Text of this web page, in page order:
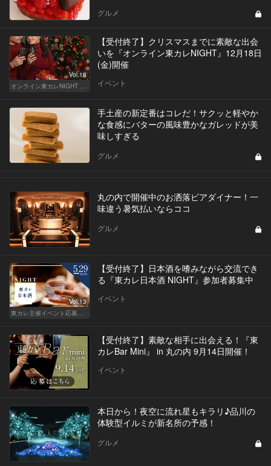
グルメ
Vol.18
オンライン東カレNIGHT イベント募集
【受付終了】クリスマスまでに素敵な出会
いを『オンライン東カレNIGHT』12月18日
(金)開催
イベント
手土産の新定番はコレだ！サクッと軽やか
な食感にバターの風味豊かなガレッドが美
味しすぎる
グルメ
丸の内で開催中のお洒落ビアダイナー！一
味違う暑気払いならココ
グルメ
Vol.13
東カレ主催イベント応募詳細記事一覧
【受付終了】日本酒を嗜みながら交流でき
る『東カレ日本酒 NIGHT』参加者募集中
イベント
【受付終了】素敵な相手に出会える！『東
カレBar Mini』 in 丸の内 9月14日開催！
イベント
本日から！夜空に流れ星もキラリ♪品川の
体験型イルミが新名所の予感！
グルメ